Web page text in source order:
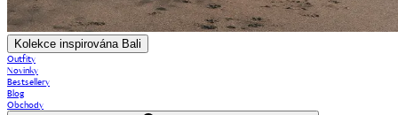
Kolekce inspirována Bali
Outfity
Novinky
Bestsellery
Blog
Obchody